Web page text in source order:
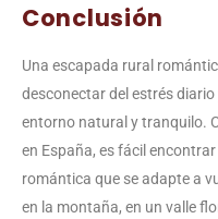
Conclusión
Una escapada rural
desconectar del estrés
entorno natural y tranquilo.
en España, es fácil
romántica que se adapte a
en la montaña, en un valle